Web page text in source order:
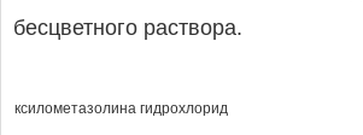
бесцветного раствора.
ксилометазолина гидрохлорид